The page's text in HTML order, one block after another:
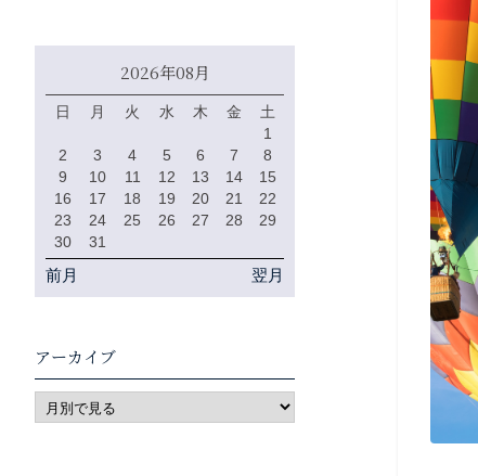
2026年08月
日 月 火 水 木 金
土
1
2
3 4 5 6 7
8
9
10 11 12 13 14
15
16
17 18 19 20 21
22
23
24 25 26 27 28
29
30
31
前月 翌月
アーカイブ